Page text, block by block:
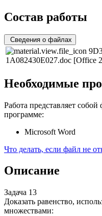
Состав работы
Сведения о файлах
1A082430E027.doc [Office
Необходимые
Работа представляет
программе:
Microsoft Word
Что делать, если файл не
Описание
Задача 13
Доказать равенство,
множествами: